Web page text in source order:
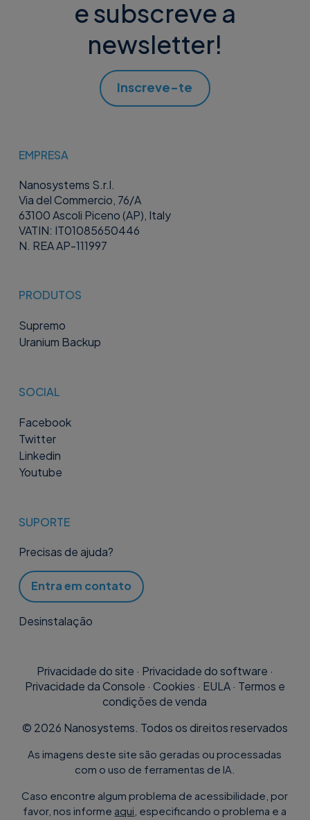
e subscreve a
newsletter!
Inscreve-te
EMPRESA
Nanosystems S.r.l.
Via del Commercio, 76/A
63100 Ascoli Piceno (AP), Italy
VATIN: IT01085650446
N. REA AP-111997
PRODUTOS
Supremo
Uranium Backup
SOCIAL
Facebook
Twitter
Linkedin
Youtube
SUPORTE
Precisas de ajuda?
Entra em contato
Desinstalação
Privacidade do site · Privacidade do software ·
Privacidade da Console · Cookies · EULA· Termos e
condições de venda
© 2026 Nanosystems. Todos os direitos reservados
As imagens deste site são geradas ou processadas
com o uso de ferramentas de IA.
Caso encontre algum problema de acessibilidade, por
favor, nos informe aqui , especificando o problema e a